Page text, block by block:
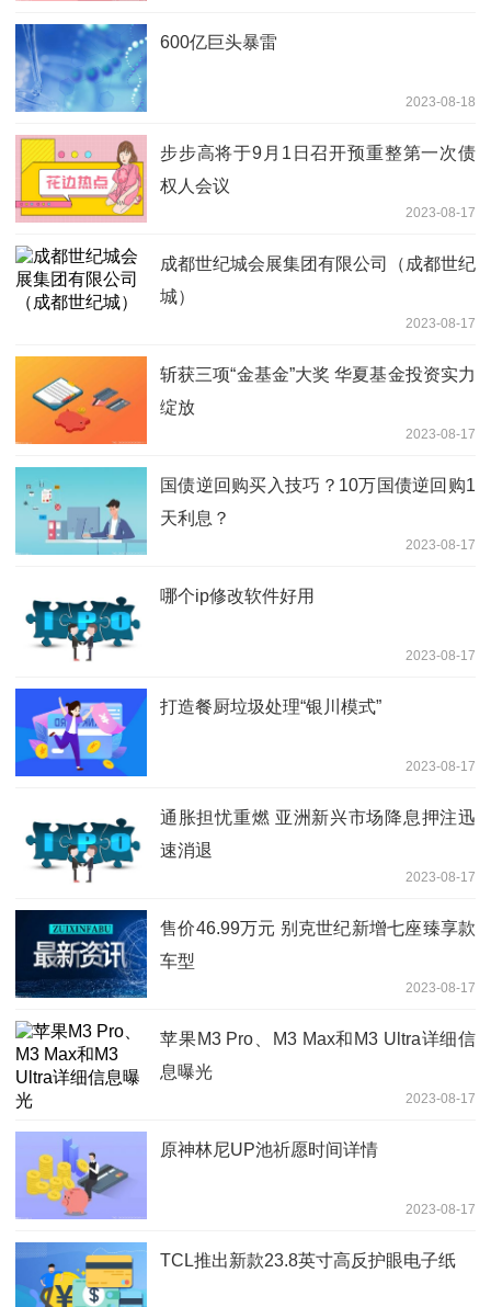
600亿巨头暴雷
2023-08-18
步步高将于9月1日召开预重整第一次债
权人会议
2023-08-17
成都世纪城会展集团有限公司（成都世纪
城）
2023-08-17
斩获三项“金基金”大奖 华夏基金投资实力
绽放
2023-08-17
国债逆回购买入技巧？10万国债逆回购1
天利息？
2023-08-17
哪个ip修改软件好用
2023-08-17
打造餐厨垃圾处理“银川模式”
2023-08-17
通胀担忧重燃 亚洲新兴市场降息押注迅
速消退
2023-08-17
售价46.99万元 别克世纪新增七座臻享款
车型
2023-08-17
苹果M3 Pro、M3 Max和M3 Ultra详细信
息曝光
2023-08-17
原神林尼UP池祈愿时间详情
2023-08-17
TCL推出新款23.8英寸高反护眼电子纸